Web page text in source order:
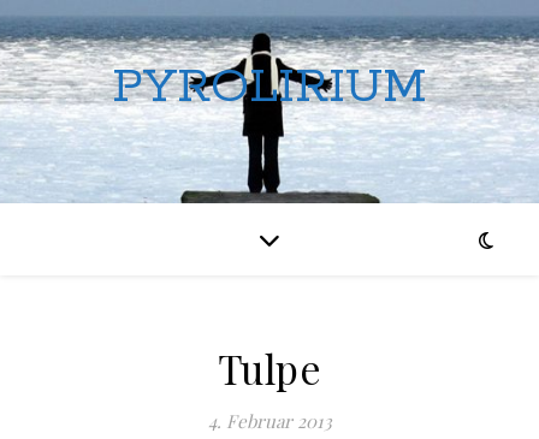
PYROLIRIUM
Tulpe
4. Februar 2013